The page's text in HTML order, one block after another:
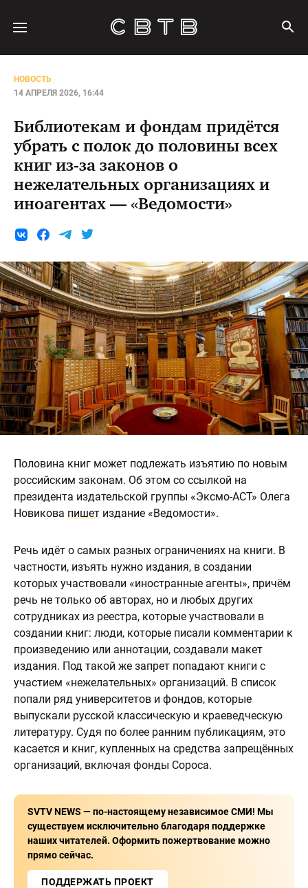
НОВОСТЬ
14 АПРЕЛЯ 2026, 16:44
Библиотекам и фондам придётся
убрать с полок до половины всех
книг из-за законов о
нежелательных организациях и
иноагентах — «Ведомости»
Половина книг может подлежать изъятию по новым
российским законам. Об этом со ссылкой на
президента издательской группы «Эксмо-АСТ» Олега
Новикова пишет издание «Ведомости».
Речь идёт о самых разных ограничениях на книги. В
частности, изъять нужно издания, в создании
которых участвовали «иностранные агенты», причём
речь не только об авторах, но и любых других
сотрудниках из реестра, которые участвовали в
создании книг: люди, которые писали комментарии к
произведению или аннотации, создавали макет
издания. Под такой же запрет попадают книги с
участием «нежелательных» организаций. В список
попали ряд университетов и фондов, которые
выпускали русской классическую и краеведческую
литературу. Судя по более ранним публикациям, это
касается и книг, купленных на средства запрещённых
организаций, включая фонды Сороса.
SVTV NEWS — по-настоящему независимое СМИ! Мы
существуем исключительно благодаря поддержке
наших читателей. Оформить пожертвование можно
прямо сейчас.
ПОДДЕРЖАТЬ ПРОЕКТ